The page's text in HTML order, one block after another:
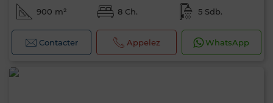
900 m² 8 Ch. 5 Sdb.
Contacter Appelez WhatsApp